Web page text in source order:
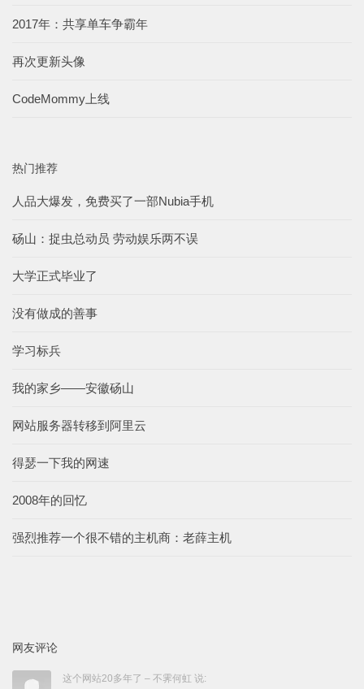
2017年：共享单车争霸年
再次更新头像
CodeMommy上线
热门推荐
人品大爆发，免费买了一部Nubia手机
砀山：捉虫总动员 劳动娱乐两不误
大学正式毕业了
没有做成的善事
学习标兵
我的家乡——安徽砀山
网站服务器转移到阿里云
得瑟一下我的网速
2008年的回忆
强烈推荐一个很不错的主机商：老薛主机
网友评论
这个网站20多年了 – 不霁何虹 说: